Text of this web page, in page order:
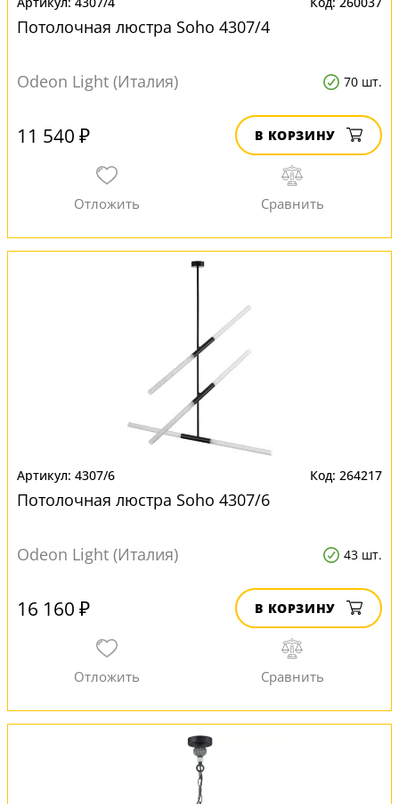
Потолочная люстра Soho 4307/4
Odeon Light (Италия) 70 шт.
11 540 ₽ В КОРЗИНУ
4307/6 264217
Потолочная люстра Soho 4307/6
Odeon Light (Италия) 43 шт.
16 160 ₽ В КОРЗИНУ